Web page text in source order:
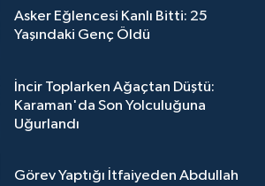
Asker Eğlencesi Kanlı Bitti: 25
Yaşındaki Genç Öldü
İncir Toplarken Ağaçtan Düştü:
Karaman'da Son Yolculuğuna
Uğurlandı
Görev Yaptığı İtfaiyeden Abdullah